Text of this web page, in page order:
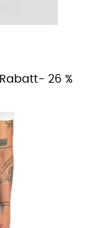
Rabatt- 26 %